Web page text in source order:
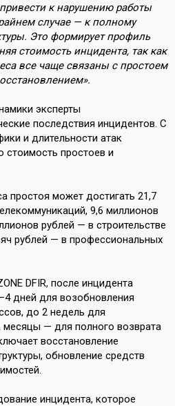
к нарушению работы
случае — к полному
Это формирует профиль
стоимость инцидента, так как
все чаще связаны с простоем
эксперты
последствия инцидентов. С
и длительности атак
стоимость простоев и
простоя может достигать 21,7
9,6 миллионов
рублей — в строительстве
рублей — в профессиональных
DFIR, после инцидента
дней для возобновления
до 2 недель для
месяцы — для полного возврата
восстановление
обновление средств
инцидента, которое